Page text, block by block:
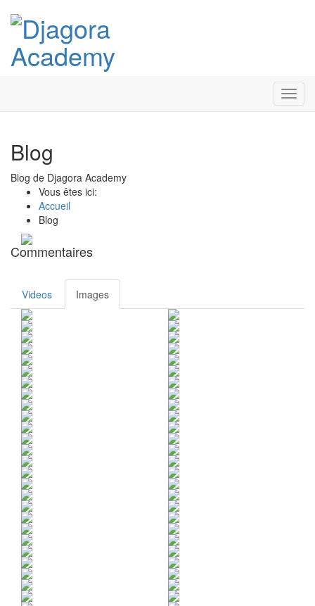
Blog
Blog de Djagora Academy
Vous êtes ici:
Accueil
Blog
Commentaires
Videos Images